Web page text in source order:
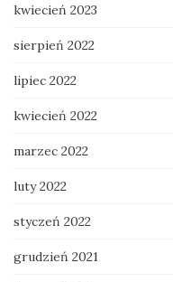
kwiecień 2023
sierpień 2022
lipiec 2022
kwiecień 2022
marzec 2022
luty 2022
styczeń 2022
grudzień 2021